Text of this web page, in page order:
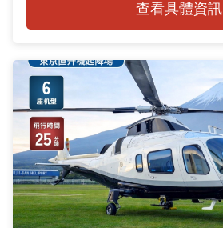
查看具體資訊